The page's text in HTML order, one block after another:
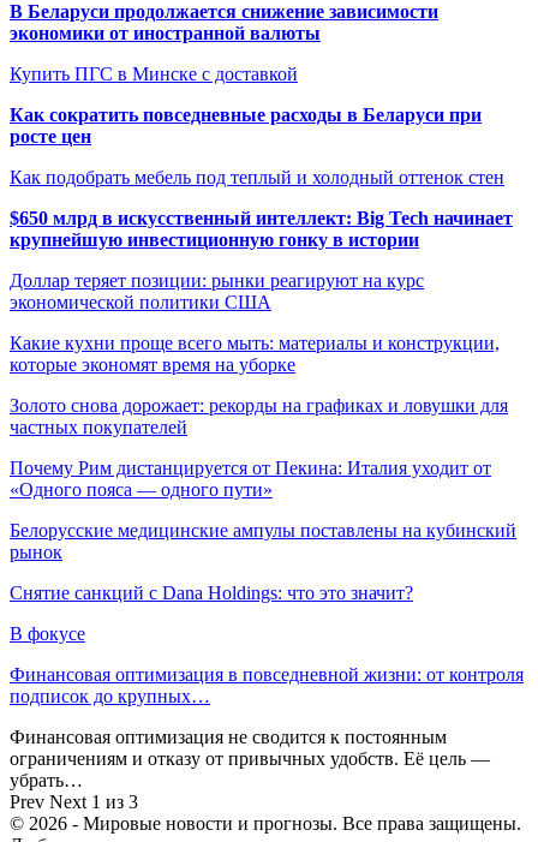
В Беларуси продолжается снижение зависимости
экономики от иностранной валюты
Купить ПГС в Минске с доставкой
Как сократить повседневные расходы в Беларуси при
росте цен
Как подобрать мебель под теплый и холодный оттенок стен
$650 млрд в искусственный интеллект: Big Tech начинает
крупнейшую инвестиционную гонку в истории
Доллар теряет позиции: рынки реагируют на курс
экономической политики США
Какие кухни проще всего мыть: материалы и конструкции,
которые экономят время на уборке
Золото снова дорожает: рекорды на графиках и ловушки для
частных покупателей
Почему Рим дистанцируется от Пекина: Италия уходит от
«Одного пояса — одного пути»
Белорусские медицинские ампулы поставлены на кубинский
рынок
Снятие санкций с Dana Holdings: что это значит?
В фокусе
Финансовая оптимизация в повседневной жизни: от контроля
подписок до крупных…
Финансовая оптимизация не сводится к постоянным
ограничениям и отказу от привычных удобств. Её цель —
убрать…
Prev Next 1 из 3
© 2026 - Мировые новости и прогнозы. Все права защищены.